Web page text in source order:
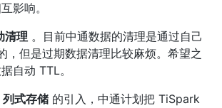
影响。
清理 。目前中通数据的清理是通过自己
，但是过期数据清理比较麻烦。希望之
自动 TTL。
列式存储 的引入，中通计划把 TiSpark